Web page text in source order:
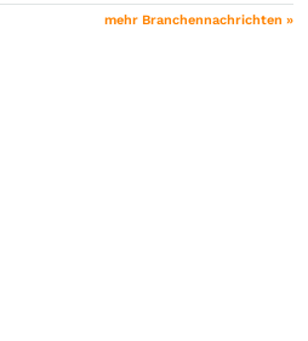
mehr Branchennachrichten »